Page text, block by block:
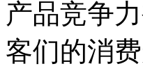
产品竞争
客们的消